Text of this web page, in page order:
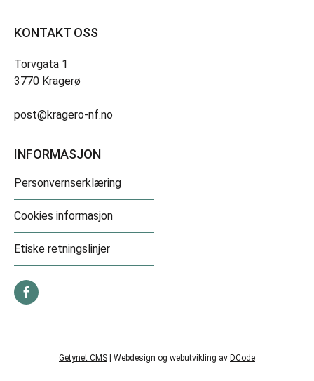
KONTAKT OSS
Torvgata 1
3770 Kragerø
post@kragero-nf.no
INFORMASJON
Personvernserklæring
Cookies informasjon
Etiske retningslinjer
Getynet CMS | Webdesign og webutvikling av DCode